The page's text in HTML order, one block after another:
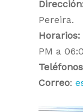
Pereira.
Horarios:
PM a
Correo: